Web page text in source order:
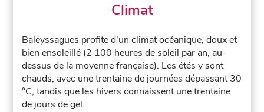
Climat
Baleyssagues profite d'un climat océanique, doux et
bien ensoleillé (2 100 heures de soleil par an, au-
dessus de la moyenne française). Les étés y sont
chauds, avec une trentaine de journées dépassant 30
°C, tandis que les hivers connaissent une trentaine
de jours de gel.